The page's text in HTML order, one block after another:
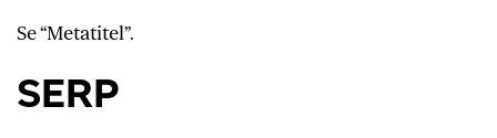
Se “Metatitel”.
SERP